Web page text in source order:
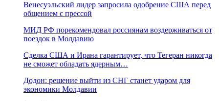
Венесуэльский лидер запросила одобрение США перед
общением с прессой
МИД РФ порекомендовал россиянам воздерживаться от
поездок в Молдавию
Сделка США и Ирана гарантирует, что Тегеран никогда
не сможет обладать ядерным…
Додон: решение выйти из СНГ станет ударом для
экономики Молдавии